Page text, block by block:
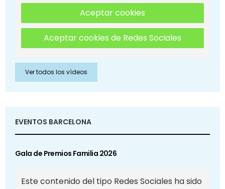
Aceptar cookies
Aceptar cookies de Redes Sociales
Ver todos los vídeos
EVENTOS BARCELONA
Gala de Premios Familia 2026
Este contenido del tipo Redes Sociales ha sido